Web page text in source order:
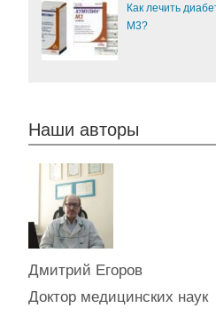
Как лечить
М3?
Наши авторы
Дмитрий Егоров
Доктор медицинских наук